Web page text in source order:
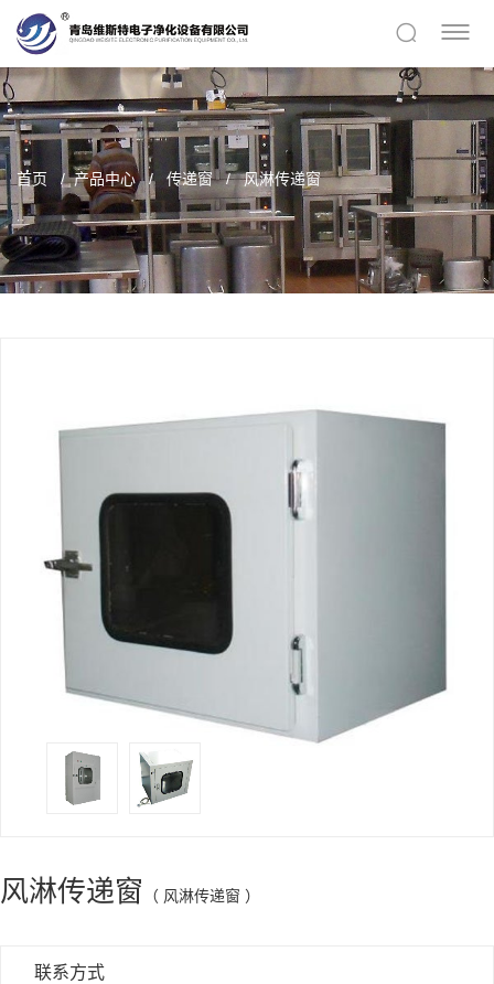
首页 产品中心 传递窗 风淋传递窗
风淋传递窗 （ 风淋传递窗 ）
联系方式